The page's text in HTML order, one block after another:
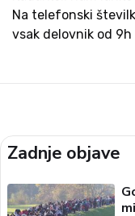
Na telefonski
vsak delovnik od 9h
Zadnje objave